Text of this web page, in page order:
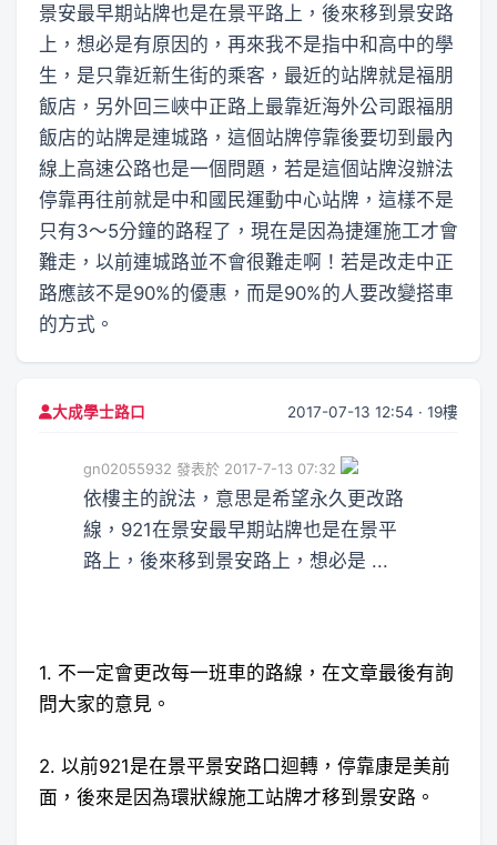
景安最早期站牌也是在景平路上，後來移到景安路
上，想必是有原因的，再來我不是指中和高中的學
生，是只靠近新生街的乘客，最近的站牌就是福朋
飯店，另外回三峽中正路上最靠近海外公司跟福朋
飯店的站牌是連城路，這個站牌停靠後要切到最內
線上高速公路也是一個問題，若是這個站牌沒辦法
停靠再往前就是中和國民運動中心站牌，這樣不是
只有3～5分鐘的路程了，現在是因為捷運施工才會
難走，以前連城路並不會很難走啊！若是改走中正
路應該不是90%的優惠，而是90%的人要改變搭車
的方式。
大成學士路口 2017-07-13 12:54 · 19樓
gn02055932 發表於 2017-7-13 07:32
依樓主的說法，意思是希望永久更改路
線，921在景安最早期站牌也是在景平
路上，後來移到景安路上，想必是 ...
1. 不一定會更改每一班車的路線，在文章最後有詢
問大家的意見。
2. 以前921是在景平景安路口迴轉，停靠康是美前
面，後來是因為環狀線施工站牌才移到景安路。